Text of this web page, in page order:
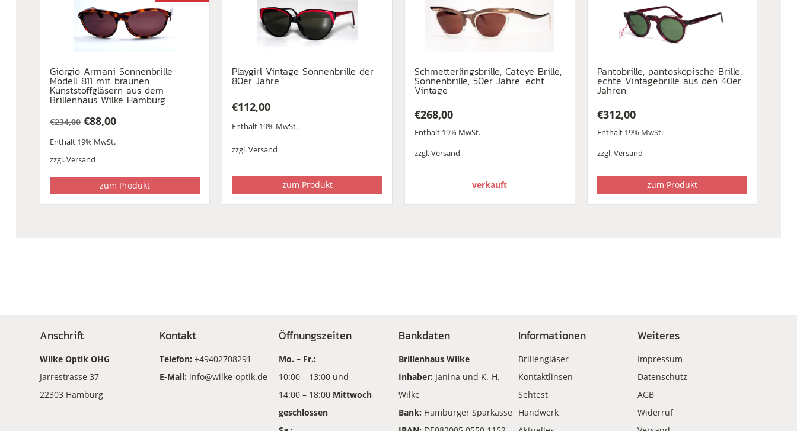
Giorgio Armani Sonnenbrille
Modell 811 mit braunen
Kunststoffgläsern aus dem
Brillenhaus Wilke Hamburg
€234,00
Preis
war:
€88,00
Preis
ist:
Enthält 19% MwSt.
zzgl.Versand
zum Produkt
Playgirl Vintage Sonnenbrille der
80er Jahre
€112,00
Enthält 19% MwSt.
zzgl.Versand
zum Produkt
Schmetterlingsbrille, Cateye Brille,
Sonnenbrille, 50er Jahre, echt
Vintage
€268,00
Enthält 19% MwSt.
zzgl.Versand
verkauft
Pantobrille, pantoskopische Brille,
echte Vintagebrille aus den 40er
Jahren
€312,00
Enthält 19% MwSt.
zzgl.Versand
zum Produkt
Anschrift
Wilke Optik OHG
Jarrestrasse 37
22303 Hamburg
Kontakt
Telefon: +49402708291
E-Mail: info@wilke-optik.de
Öffnungszeiten
Mo. – Fr.:
10:00 – 13:00 und
14:00 – 18:00 Mittwoch
geschlossen
Bankdaten
Brillenhaus Wilke
Inhaber: Janina und K.-H.
Wilke
Bank: Hamburger Sparkasse
Informationen
Brillengläser
Kontaktlinsen
Sehtest
Handwerk
Weiteres
Impressum
Datenschutz
AGB
Widerruf